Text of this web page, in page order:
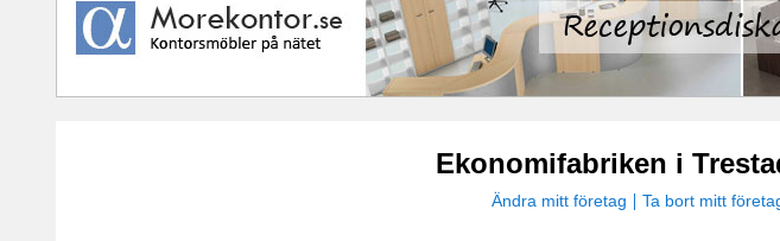
Ekonomifabriken i
Ändra mitt företag Ta bort mitt